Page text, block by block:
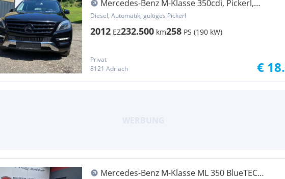
Mercedes-Benz M-Klasse 350cdi, Pickerl,
Ölkühler, Federbeine vorne neu!
Diesel, Automatik, gültiges Pickerl
2012 EZ232.500 km258 PS (190 kW)
Privat
8121 Adriach
€
Mercedes-Benz M-Klasse ML 350 BlueTEC